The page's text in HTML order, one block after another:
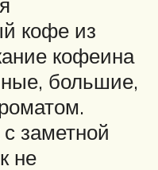
кофе из
кофеина
большие,
заметной
не